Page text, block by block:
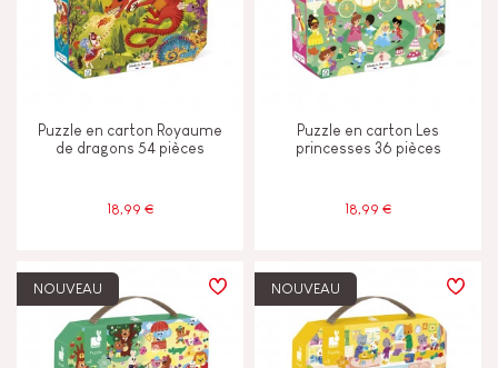
Puzzle en carton Royaume
de dragons 54 pièces
18,99 €
Puzzle en carton Les
princesses 36 pièces
18,99 €
NOUVEAU NOUVEAU